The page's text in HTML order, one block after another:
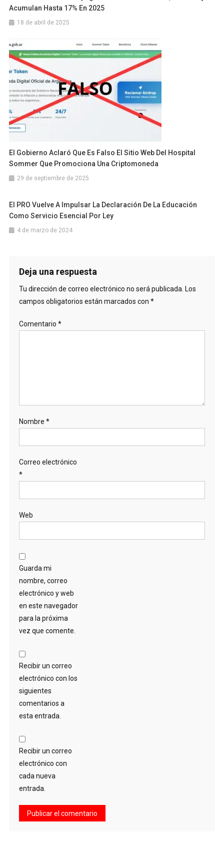
Acumulan Hasta 17% En 2025
18 de abril de 2025
El Gobierno Aclaró Que Es Falso El Sitio Web Del Hospital
Sommer Que Promociona Una Criptomoneda
29 de septiembre de 2025
El PRO Vuelve A Impulsar La Declaración De La Educación
Como Servicio Esencial Por Ley
4 de marzo de 2024
Deja una respuesta
Tu dirección de correo electrónico no será publicada. Los
campos obligatorios están marcados con *
Comentario *
Nombre *
Correo electrónico
*
Web
Guarda mi
nombre, correo
electrónico y web
en este navegador
para la próxima
vez que comente.
Recibir un correo
electrónico con los
siguientes
comentarios a
esta entrada.
Recibir un correo
electrónico con
cada nueva
entrada.